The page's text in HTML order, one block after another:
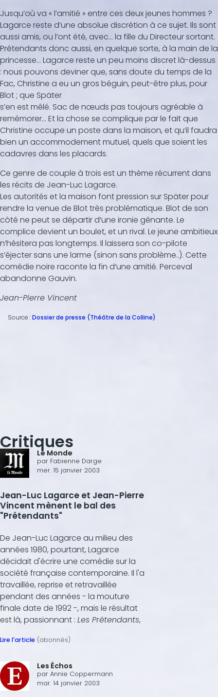
Jusqu’où va « l’amitié » entre ces deux jeunes hommes ?
Lagarce reste d’une absolue discrétion à ce sujet. Ils sont
aussi amis, ou l’ont été, avec… la fille du Directeur sortant.
Prétendants donc aussi, en quelque sorte, à la main de la
princesse… Lagarce reste un peu moins discret là-dessus
: nous pouvons deviner que, sans doute du temps de la
Fac, Christine a eu un gros béguin, peut-être plus, pour
Blot ; que Später
s’en est mêlé. Sac de nœuds pas toujours agréable à
remémorer… Et la chose se complique par le fait que
Christine occupe un poste dans la maison, et qu’il faudra
bien un accommodement mutuel, quels que soient les
cadavres dans les placards.
Ce genre de couple à trois est un thème récurrent dans
les récits de Jean-Luc Lagarce.
Les autorités et la maison font pression sur Später pour
rendre la venue de Blot très problématique. Blot de son
côté ne peut se départir d’une ironie gênante. Le
complice devient un boulet, et un rival. Le jeune ambitieux
n’hésitera pas longtemps. Il laissera son co-pilote
s’éjecter sans une larme (sinon sans problème..). Cette
comédie noire raconte la fin d’une amitié. Perceval
abandonne Gauvin.
Jean-Pierre Vincent
Source :Dossier de presse (Théâtre de la Colline)
Critiques
Le Monde
par Fabienne Darge
mer. 15 janvier 2003
Jean-Luc Lagarce et Jean-Pierre
Vincent mènent le bal des
"Prétendants"
De Jean-Luc Lagarce au milieu des
années 1980, pourtant, Lagarce
décidait d'écrire une comédie sur la
société française contemporaine. Il l'a
travaillée, reprise et retravaillée
pendant des années - la mouture
finale date de 1992 -, mais le résultat
est là, passionnant : Les Prétendants,
Lire l'article (abonnés)
Les Échos
par Annie Coppermann
mar. 14 janvier 2003